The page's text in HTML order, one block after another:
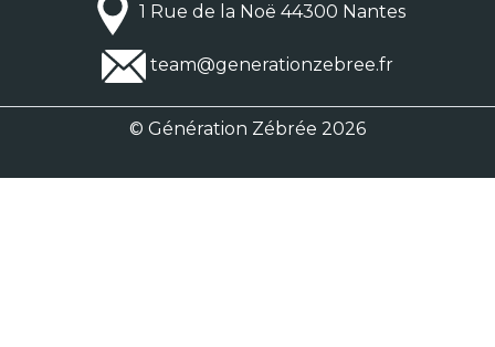
1 Rue de la Noë 44300 Nantes
team@generationzebree.fr
© Génération Zébrée 2026